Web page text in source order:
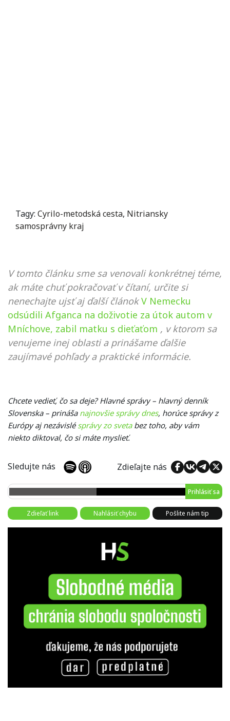
Tagy: Cyrilo-metodská cesta, Nitriansky
samosprávny kraj
V tomto článku sme sa venovali konkrétnej téme,
ak máte chuť pokračovať v čítaní, určite si
nenechajte ujsť aj ďalší článok V Nemecku
odsúdili Afganca na doživotie za útok autom v
Mníchove, zabil matku s dieťaťom , v ktorom sa
venujeme inej oblasti a prinášame ďalšie
zaujímavé pohľady a praktické informácie.
Chcete vedieť, čo sa deje? Hlavné správy – hlavný denník
Slovenska – prináša najnovšie správy dnes, horúce správy z
Európy aj nezávislé správy zo svetabez toho, aby vám
niekto diktoval, čo si máte myslieť.
Sledujte nás Zdieľajte nás
Prihlásiť sa
Zdieľať link Nahlásiť chybu Pošlite nám tip